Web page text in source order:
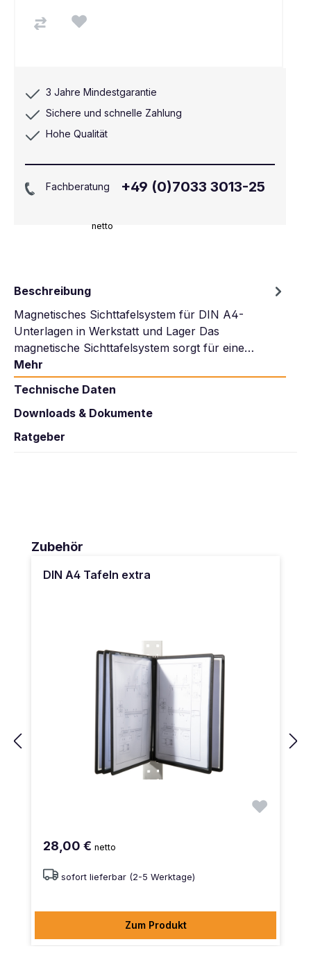
netto
3 Jahre Mindestgarantie
Sichere und schnelle Zahlung
Hohe Qualität
Fachberatung +49 (0)7033 3013-25
Beschreibung
Magnetisches Sichttafelsystem für DIN A4-
Unterlagen in Werkstatt und Lager Das
magnetische Sichttafelsystem sorgt für eine…
Mehr
Technische Daten
Downloads & Dokumente
Ratgeber
Produktgalerie überspringen
Zubehör
DIN A4 Tafeln extra
28,00 € netto
sofort lieferbar (2-5 Werktage)
Zum Produkt